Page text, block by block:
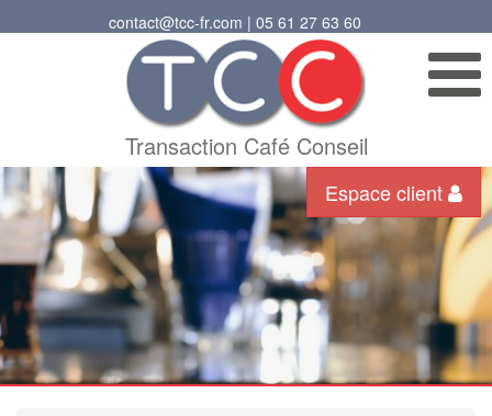
contact@tcc-fr.com | 05 61 27 63 60
Transaction Café Conseil
Espace client